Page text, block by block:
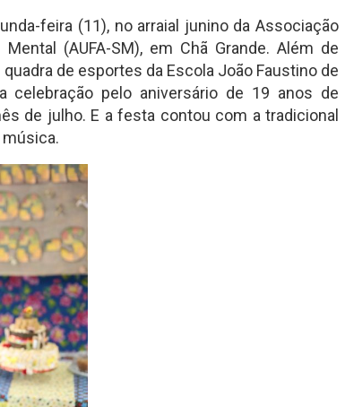
feira (11), no arraial junino da Associação
(AUFA-SM), em Chã Grande. Além de
de esportes da Escola João Faustino de
celebração pelo aniversário de 19 anos de
de julho. E a festa contou com a tradicional
música.